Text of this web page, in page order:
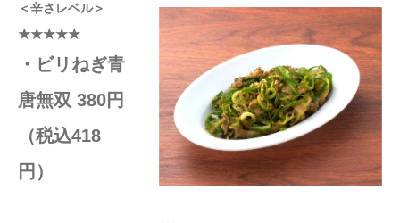
＜辛さレベル＞
★★★★★
・ビリねぎ青
唐無双 380円
（税込418
円）